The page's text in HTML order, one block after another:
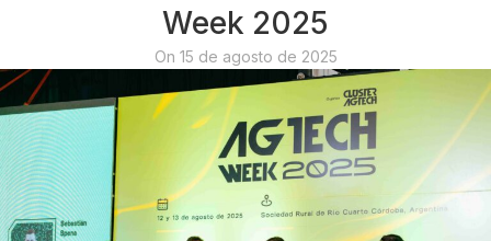
Week 2025
On 15 de agosto de 2025